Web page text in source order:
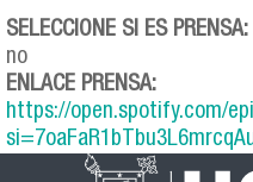
SELECCIONE SI ES PRENSA:
no
ENLACE PRENSA:
https://open.spotify.com/